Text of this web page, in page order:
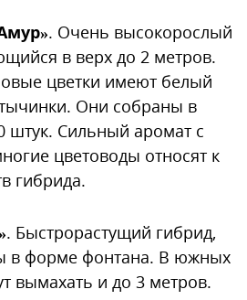
. Очень высокорослый
в верх до 2 метров.
цветки имеют белый
Они собраны в
штук. Сильный аромат с
цветоводы относят к
гибрида.
. Быстрорастущий гибрид,
в форме фонтана. В южных
вымахать и до 3 метров.